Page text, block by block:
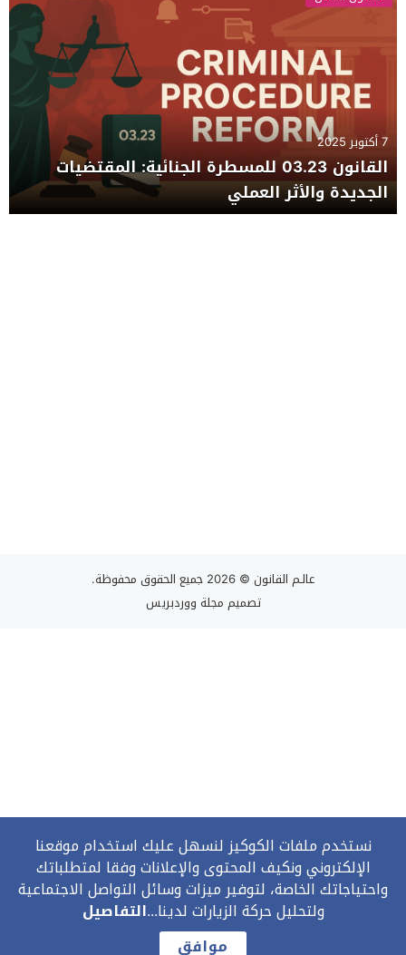
7 أكتوبر 2025
القانون 03.23 للمسطرة الجنائية: المقتضيات
الجديدة والأثر العملي
عالـم القانون © 2026 جميع الحقوق محفوظة.
تصميم مجلة ووردبريس
نستخدم ملفات الكوكيز لنسهل عليك استخدام موقعنا
الإلكتروني ونكيف المحتوى والإعلانات وفقا لمتطلباتك
واحتياجاتك الخاصة، لتوفير ميزات وسائل التواصل الاجتماعية
ولتحليل حركة الزيارات لدينا...التفاصيل
موافق